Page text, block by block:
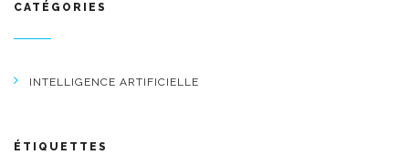
CATÉGORIES
INTELLIGENCE ARTIFICIELLE
ÉTIQUETTES